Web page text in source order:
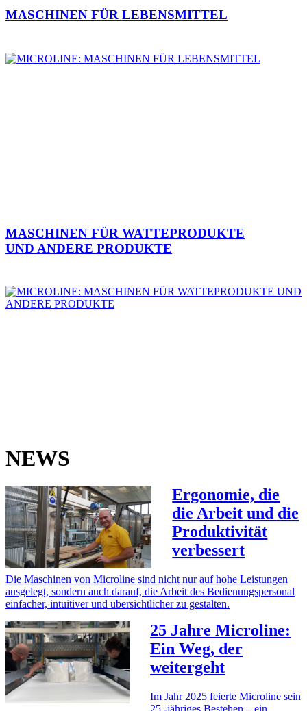
MASCHINEN FÜR LEBENSMITTEL
MASCHINEN FÜR WATTEPRODUKTE
UND ANDERE PRODUKTE
NEWS
Ergonomie, die
die Arbeit und die
Produktivität
verbessert
Die Maschinen von Microline sind nicht nur auf hohe Leistungen
ausgelegt, sondern auch darauf, die Arbeit des Bedienungspersonal
einfacher, intuitiver und übersichtlicher zu gestalten.
25 Jahre Microline:
Ein Weg, der
weitergeht
Im Jahr 2025 feierte Microline sein